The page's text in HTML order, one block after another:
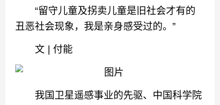
“留守儿童及拐卖儿童是旧社会才有的
丑恶社会现象，我是亲身感受过的。”
文 | 付能
我国卫星遥感事业的先驱、中国科学院